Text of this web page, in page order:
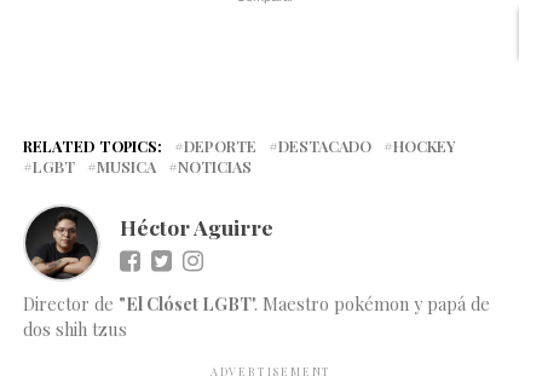
RELATED TOPICS: DEPORTE DESTACADO
HOCKEY
LGBT
MUSICA NOTICIAS
Héctor Aguirre
Director de "El Clóset LGBT". Maestro pokémon y papá de
dos shih tzus
ADVERTISEMENT